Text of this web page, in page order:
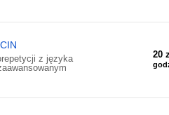
z języka
20